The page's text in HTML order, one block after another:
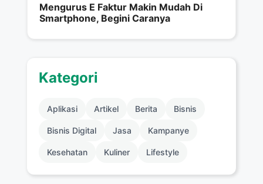
Mengurus E Faktur Makin Mudah Di
Smartphone, Begini Caranya
Kategori
Aplikasi Artikel Berita Bisnis
Bisnis Digital Jasa Kampanye
Kesehatan Kuliner Lifestyle